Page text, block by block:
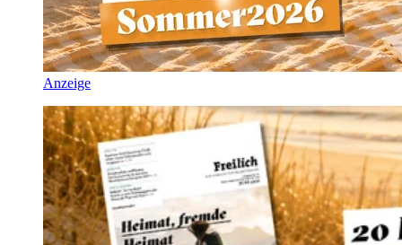
Anzeige